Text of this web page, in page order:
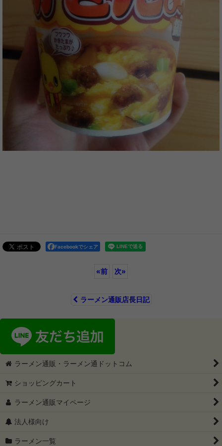
Facebookでシェア
«前 次»
ラーメン通販店長日記
ラーメン通販・ラーメン通ドットコム
ショッピングカート
ラーメン通販マイページ
法人様向け
ラーメン一覧